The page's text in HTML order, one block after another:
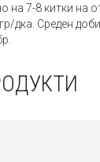
на 7-8 китки на
дка. Среден